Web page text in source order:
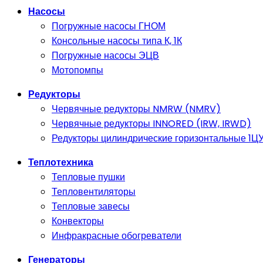
Насосы
Погружные насосы ГНОМ
Консольные насосы типа К, 1К
Погружные насосы ЭЦВ
Мотопомпы
Редукторы
Червячные редукторы NMRW (NMRV)
Червячные редукторы INNORED (IRW, IRWD)
Редукторы цилиндрические горизонтальные
Теплотехника
Тепловые пушки
Тепловентиляторы
Тепловые завесы
Конвекторы
Инфракрасные обогреватели
Генераторы